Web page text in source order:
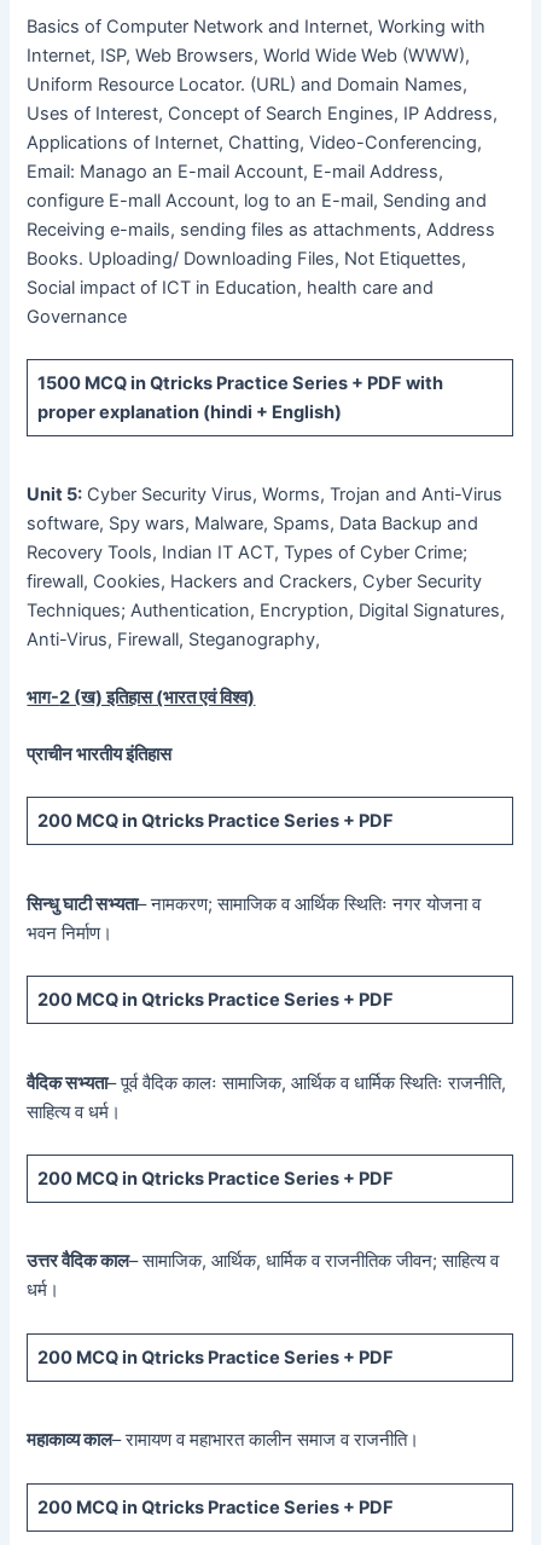
Basics of Computer Network and Internet, Working with
Internet, ISP, Web Browsers, World Wide Web (WWW),
Uniform Resource Locator. (URL) and Domain Names,
Uses of Interest, Concept of Search Engines, IP Address,
Applications of Internet, Chatting, Video-Conferencing,
Email: Manago an E-mail Account, E-mail Address,
configure E-mall Account, log to an E-mail, Sending and
Receiving e-mails, sending files as attachments, Address
Books. Uploading/ Downloading Files, Not Etiquettes,
Social impact of ICT in Education, health care and
Governance
1500 MCQin Qtricks Practice Series + PDF with
proper explanation (hindi + English)
Unit 5: Cyber Security Virus, Worms, Trojan and Anti-Virus
software, Spy wars, Malware, Spams, Data Backup and
Recovery Tools, Indian IT ACT, Types of Cyber Crime;
firewall, Cookies, Hackers and Crackers, Cyber Security
Techniques; Authentication, Encryption, Digital Signatures,
Anti-Virus, Firewall, Steganography,
भाग-2 (ख) इतिहास (भारत एवं विश्व)
प्राचीन भारतीय इंतिहास
200 MCQin Qtricks Practice Series + PDF
सिन्धु घाटी सभ्यता– नामकरण; सामाजिक व आर्थिक स्थितिः नगर योजना व
भवन निर्माण।
200 MCQin Qtricks Practice Series + PDF
वैदिक सभ्यता– पूर्व वैदिक कालः सामाजिक, आर्थिक व धार्मिक स्थितिः राजनीति,
साहित्य व धर्म।
200 MCQin Qtricks Practice Series + PDF
उत्तर वैदिक काल– सामाजिक, आर्थिक, धार्मिक व राजनीतिक जीवन; साहित्य व
धर्म।
200 MCQin Qtricks Practice Series + PDF
महाकाव्य काल– रामायण व महाभारत कालीन समाज व राजनीति।
200 MCQin Qtricks Practice Series + PDF